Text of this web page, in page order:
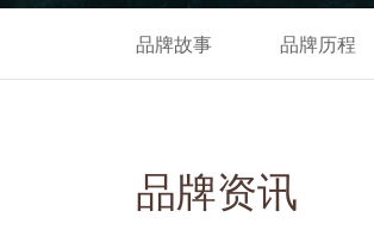
品牌故事 品牌历程
品牌资讯